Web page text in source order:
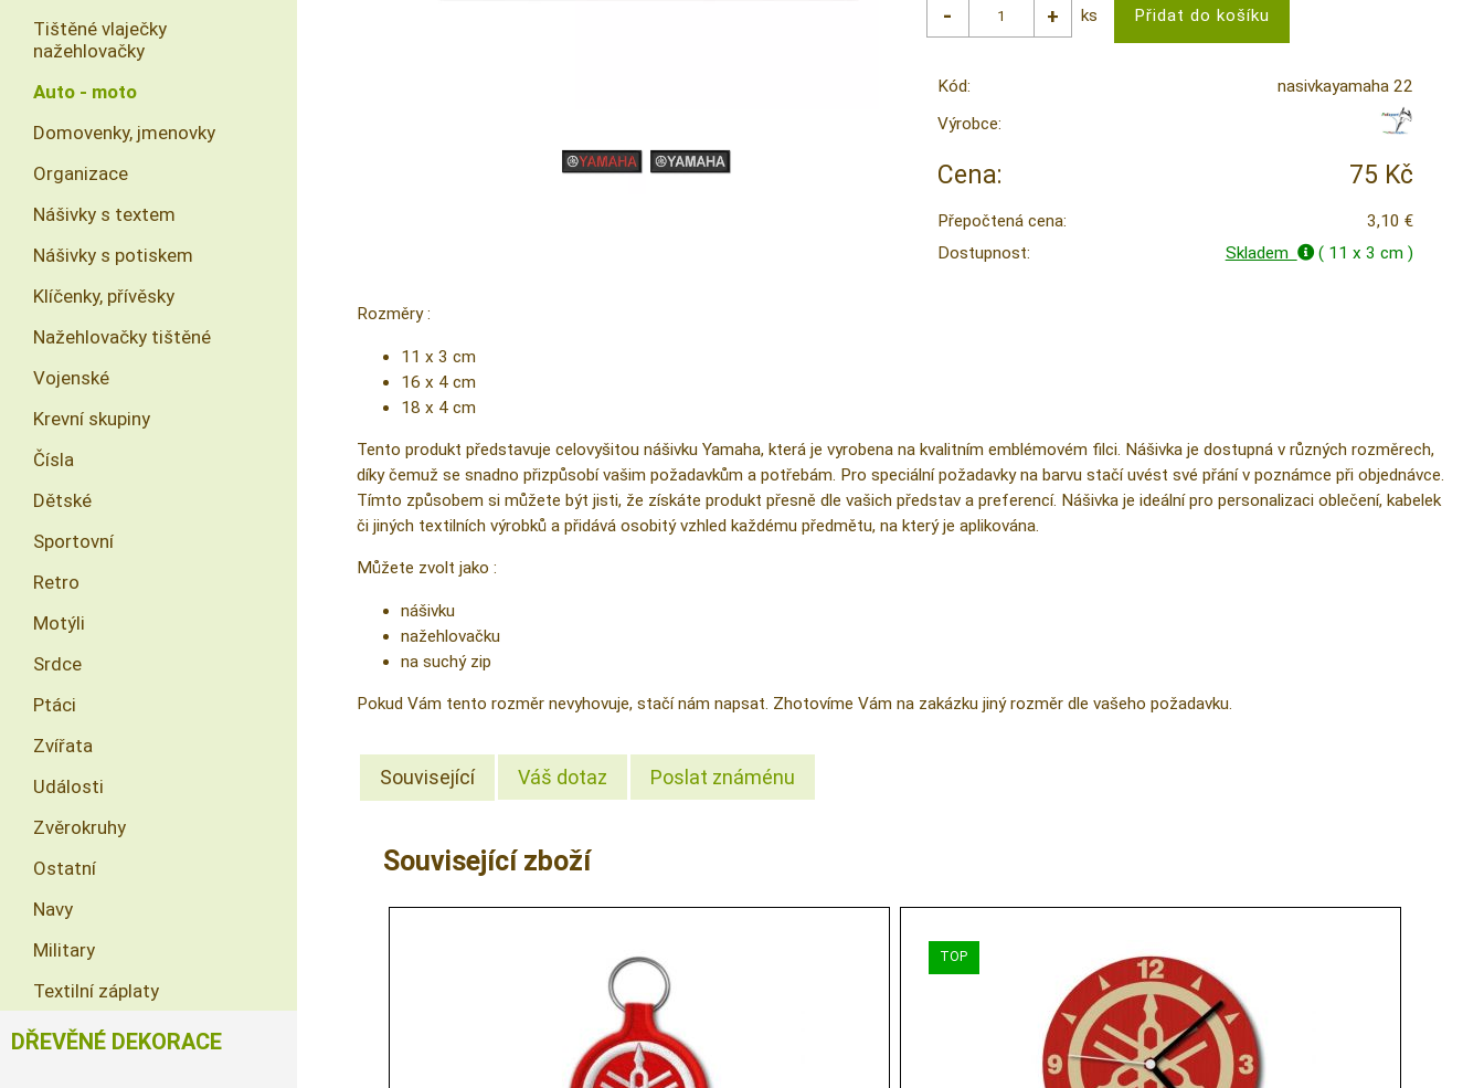
ks
Kód:
nasivkayamaha 22
Výrobce:
Cena: 75 Kč
Přepočtená cena:
3,10 €
Dostupnost:
Skladem ( 11 x 3 cm )
Rozměry :
11 x 3 cm
16 x 4 cm
18 x 4 cm
Tento produkt představuje celovyšitou nášivku Yamaha, která je vyrobena na kvalitním emblémovém filci. Nášivka je dostupná v různých rozměrech,
díky čemuž se snadno přizpůsobí vašim požadavkům a potřebám. Pro speciální požadavky na barvu stačí uvést své přání v poznámce při objednávce.
Tímto způsobem si můžete být jisti, že získáte produkt přesně dle vašich představ a preferencí. Nášivka je ideální pro personalizaci oblečení, kabelek
či jiných textilních výrobků a přidává osobitý vzhled každému předmětu, na který je aplikována.
Můžete zvolt jako :
nášivku
nažehlovačku
na suchý zip
Pokud Vám tento rozměr nevyhovuje, stačí nám napsat. Zhotovíme Vám na zakázku jiný rozměr dle vašeho požadavku.
Související Váš dotaz Poslat známénu
Související zboží
Tištěné vlaječky
nažehlovačky
Auto - moto
Domovenky, jmenovky
Organizace
Nášivky s textem
Nášivky s potiskem
Klíčenky, přívěsky
Nažehlovačky tištěné
Vojenské
Krevní skupiny
Čísla
Dětské
Sportovní
Retro
Motýli
Srdce
Ptáci
Zvířata
Události
Zvěrokruhy
Ostatní
Navy
Military
Textilní záplaty
DŘEVĚNÉ DEKORACE